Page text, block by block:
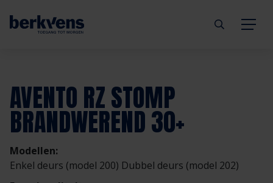
Deuren
Kozijnen
Hang- & sluitwerk
Eengezinswoning
Meergezinswoning
Utiliteitsgebouw
Aannemer
Architect
Projectontwikkelaar
Inbraakwerend
Brandwerend
Geluidwerend
mijndeur.nl
Webshop
Inspiratie
Blog
Organisatie
Duurzaamheid
AVENTO RZ STOMP
BRANDWEREND 30+
Modellen:
Enkel deurs (model 200) Dubbel deurs (model 202)